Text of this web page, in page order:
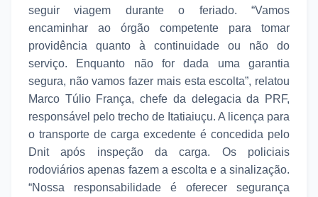
seguir viagem durante o feriado. “Vamos
encaminhar ao órgão competente para tomar
providência quanto à continuidade ou não do
serviço. Enquanto não for dada uma garantia
segura, não vamos fazer mais esta escolta”, relatou
Marco Túlio França, chefe da delegacia da PRF,
responsável pelo trecho de Itatiaiuçu. A licença para
o transporte de carga excedente é concedida pelo
Dnit após inspeção da carga. Os policiais
rodoviários apenas fazem a escolta e a sinalização.
“Nossa responsabilidade é oferecer segurança